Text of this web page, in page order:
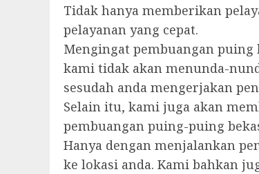
Tidak hanya memberikan
pelayanan yang cepat.
Mengingat pembuangan puing
kami tidak akan menunda-
sesudah anda mengerjakan
Selain itu, kami juga akan
pembuangan puing-puing
Hanya dengan menjalankan
ke lokasi anda. Kami bahkan